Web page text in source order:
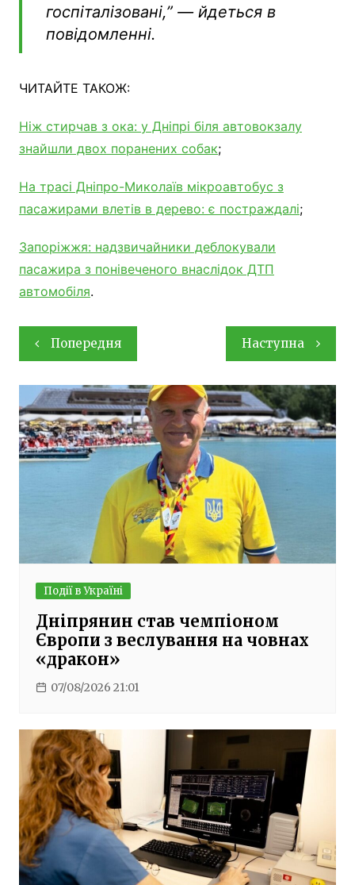
госпіталізовані,” — йдеться в
повідомленні.
ЧИТАЙТЕ ТАКОЖ:
Ніж стирчав з ока: у Дніпрі біля автовокзалу
знайшли двох поранених собак;
На трасі Дніпро-Миколаїв мікроавтобус з
пасажирами влетів в дерево: є постраждалі;
Запоріжжя: надзвичайники деблокували
пасажира з понівеченого внаслідок ДТП
автомобіля.
Навігація
записів
Попередня Наступна
Події в Україні
Дніпрянин став чемпіоном
Європи з веслування на човнах
«дракон»
07/08/2026 21:01